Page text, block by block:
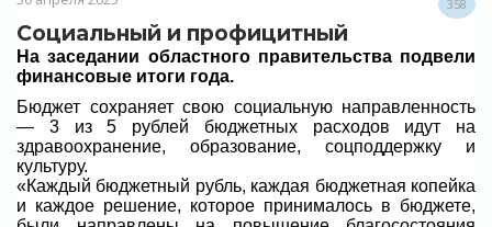
358
Социальный и профицитный
На заседании областного правительства подвели
финансовые итоги года.
Бюджет сохраняет свою социальную направленность
— 3 из 5 рублей бюджетных расходов идут на
здравоохранение, образование, соцподдержку и
культуру.
«Каждый бюджетный рубль, каждая бюджетная копейка
и каждое решение, которое принималось в бюджете,